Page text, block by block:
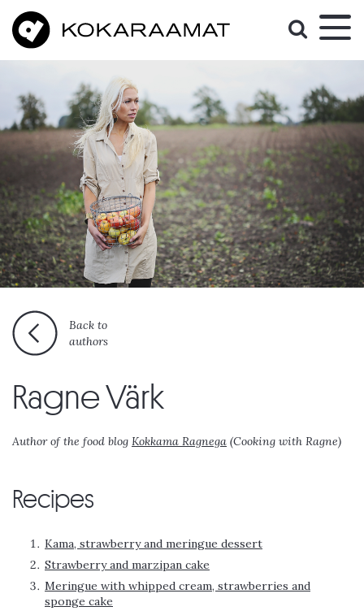
Back to
authors
Ragne Värk
Author of the food blog Kokkama Ragnega (Cooking with Ragne)
Recipes
Kama, strawberry and meringue dessert
Strawberry and marzipan cake
Meringue with whipped cream, strawberries and
sponge cake